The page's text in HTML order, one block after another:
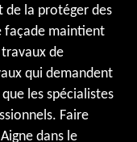
de la protéger des
façade maintient
de
qui demandent
les spécialistes
Faire
dans le